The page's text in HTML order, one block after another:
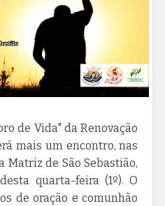
de Vida" da Renovação
mais um encontro, nas
de São Sebastião,
quarta-feira (1º). O
de oração e comunhão